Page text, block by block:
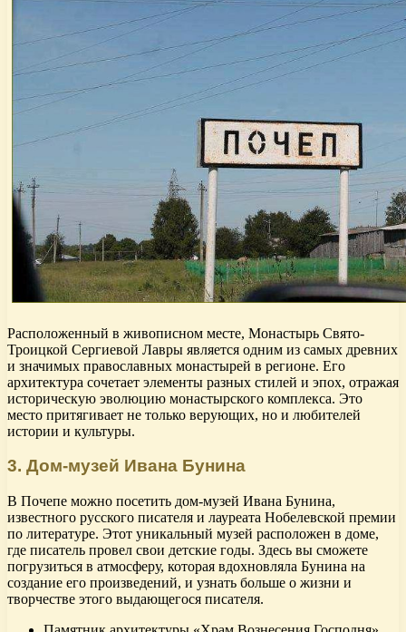
Расположенный в живописном месте, Монастырь Свято-
Троицкой Сергиевой Лавры является одним из самых древних
и значимых православных монастырей в регионе. Его
архитектура сочетает элементы разных стилей и эпох, отражая
историческую эволюцию монастырского комплекса. Это
место притягивает не только верующих, но и любителей
истории и культуры.
3. Дом-музей Ивана Бунина
В Почепе можно посетить дом-музей Ивана Бунина,
известного русского писателя и лауреата Нобелевской премии
по литературе. Этот уникальный музей расположен в доме,
где писатель провел свои детские годы. Здесь вы сможете
погрузиться в атмосферу, которая вдохновляла Бунина на
создание его произведений, и узнать больше о жизни и
творчестве этого выдающегося писателя.